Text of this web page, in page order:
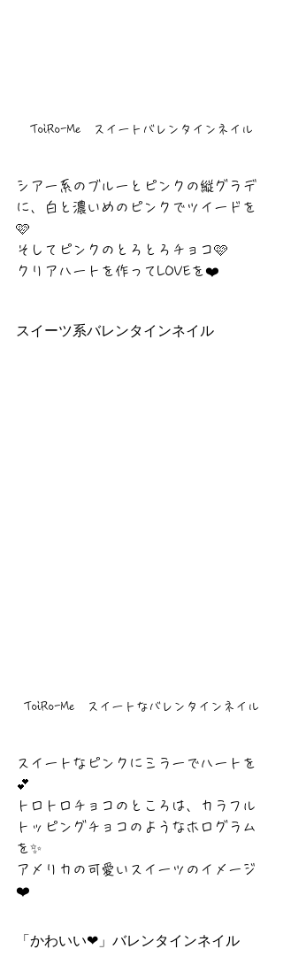
ToiRo-Me　スイートバレンタインネイル
シアー系のブルーとピンクの縦グラデ
に、白と濃いめのピンクでツイードを
🩷
そしてピンクのとろとろチョコ🩷
クリアハートを作ってLOVEを❤️
スイーツ系バレンタインネイル
ToiRo-Me　スイートなバレンタインネイル
スイートなピンクにミラーでハートを
💕
トロトロチョコのところは、カラフル
トッピングチョコのようなホログラム
を✨
アメリカの可愛いスイーツのイメージ
❤️
「かわいい❤」バレンタインネイル